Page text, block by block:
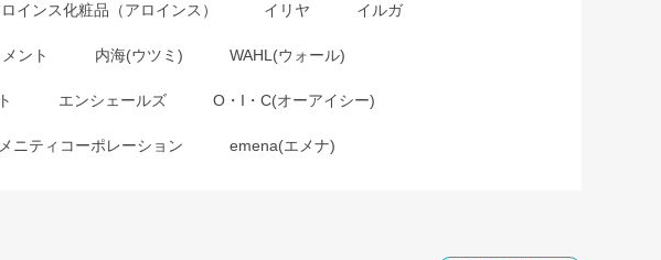
インス化粧品（アロインス） イリヤ イルガ
ント 内海(ウツミ) WAHL(ウォール)
エンシェールズ O・I・C(オーアイシー)
ニティコーポレーション emena(エメナ)